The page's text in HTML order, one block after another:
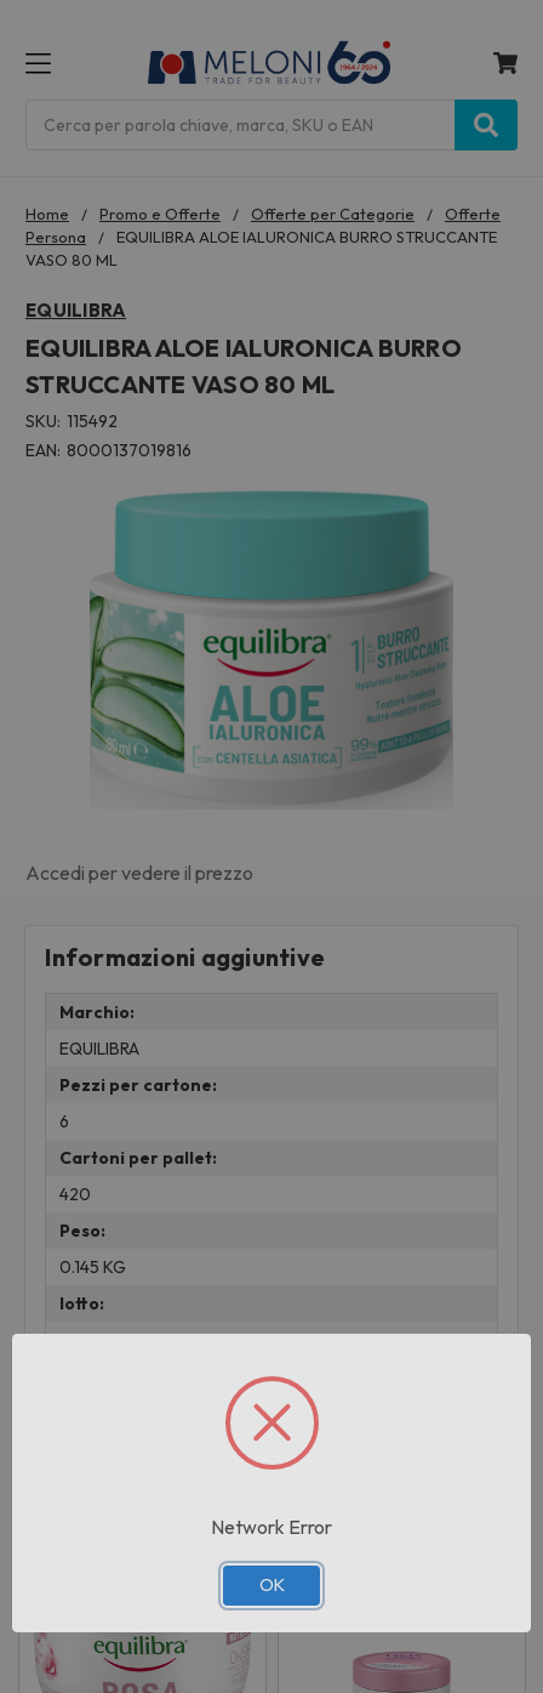
Home Promo e Offerte Offerte per Categorie
Offerte
Persona
EQUILIBRA ALOE IALURONICA BURRO STRUCCANTE
VASO 80 ML
EQUILIBRA
EQUILIBRA ALOE IALURONICA BURRO
STRUCCANTE VASO 80 ML
SKU: 115492
EAN: 8000137019816
Accedi per vedere il prezzo
Informazioni aggiuntive
Marchio:
EQUILIBRA
Pezzi per cartone:
6
Cartoni per pallet:
420
Peso:
0.145 KG
lotto:
001
Prodotti correlati
Network Error
OK